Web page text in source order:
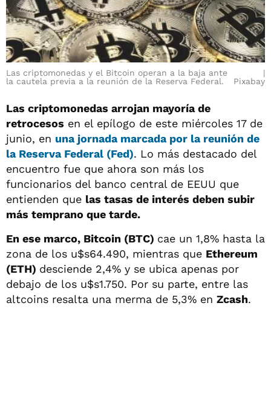
Las criptomonedas y el Bitcoin operan a la baja ante
la cautela previa a la reunión de la Reserva Federal.
Pixabay
Las criptomonedas arrojan mayoría de
retrocesos en el epílogo de este miércoles 17 de
junio, en una jornada marcada por la reunión de
la Reserva Federal (Fed). Lo más destacado del
encuentro fue que ahora son más los
funcionarios del banco central de EEUU que
entienden que las tasas de interés deben subir
más temprano que tarde.
En ese marco, Bitcoin (BTC) cae un 1,8% hasta la
zona de los u$s64.490, mientras que Ethereum
(ETH) desciende 2,4% y se ubica apenas por
debajo de los u$s1.750. Por su parte, entre las
altcoins resalta una merma de 5,3% en Zcash.